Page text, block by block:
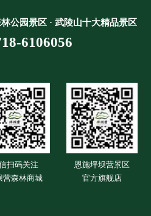
公园景区 · 武陵山十大精品景区
6106056
扫码关注
营森林商城
恩施坪坝营景区
官方旗舰店